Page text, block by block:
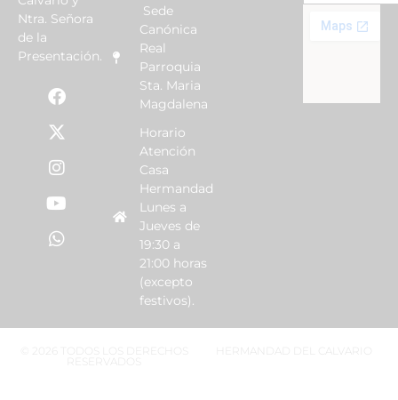
Ntra. Señora
de la
Presentación.
Sede
Canónica
Real
Parroquia
Sta. Maria
Magdalena
Horario
Atención
Casa
Hermandad
Lunes a
Jueves de
19:30 a
21:00 horas
(excepto
festivos).
HERMANDAD DEL CALVARIO